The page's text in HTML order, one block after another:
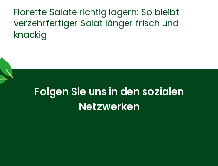
Florette Salate richtig lagern: So bleibt
verzehrfertiger Salat länger frisch und
knackig
Folgen Sie uns in den sozialen
Netzwerken